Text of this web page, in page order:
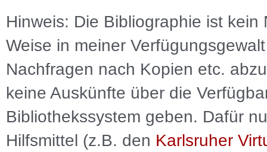
Hinweis: Die Bibliographie ist kein
Weise in meiner
Nachfragen nach Kopien etc.
keine Auskünfte über die
Bibliothekssystem geben. Dafür
Hilfsmittel (z.B. den Karlsruher